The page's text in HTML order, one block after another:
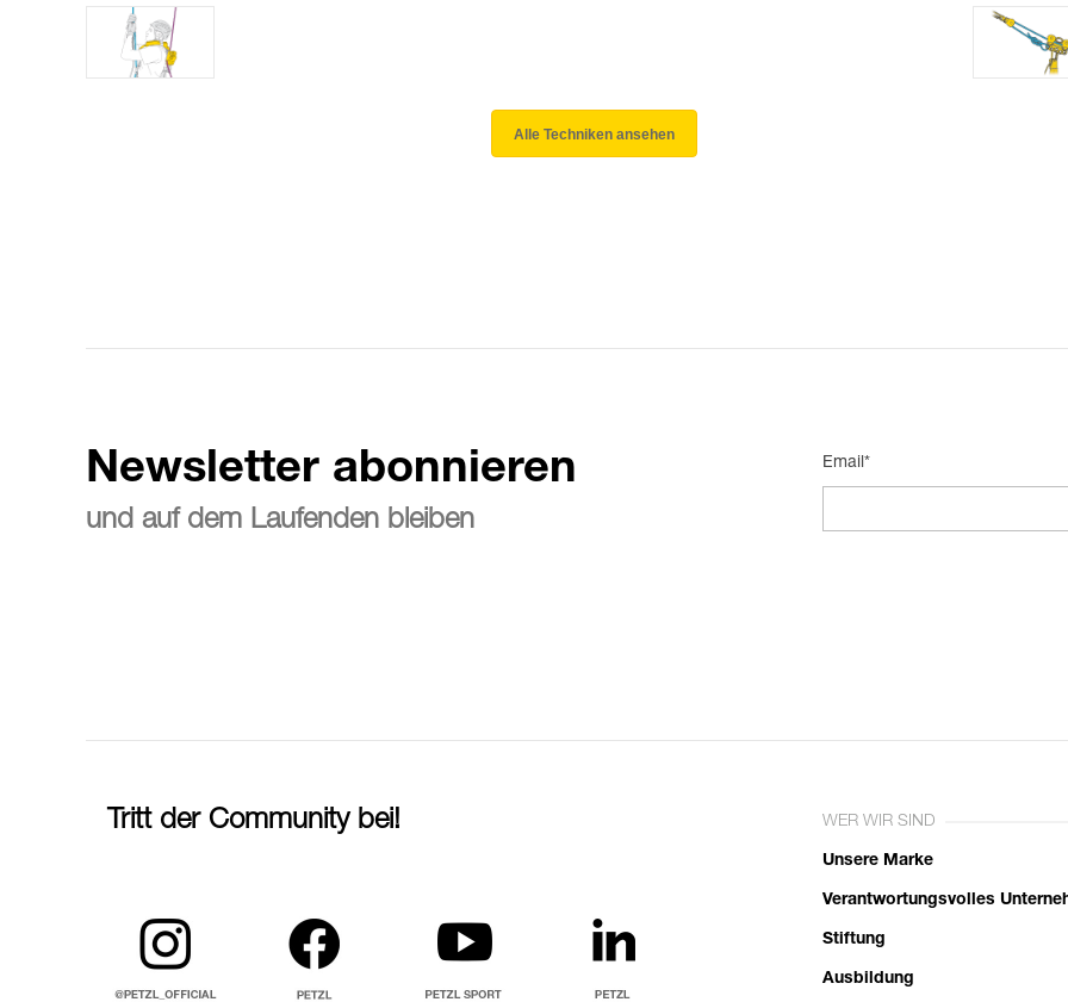
Alle Techniken ansehen
Newsletter abonnieren
und auf dem Laufenden bleiben
Email*
Tritt der Community bei! WER WIR SIND
Unsere Marke
Verantwortungsvolles
Stiftung
Ausbildung